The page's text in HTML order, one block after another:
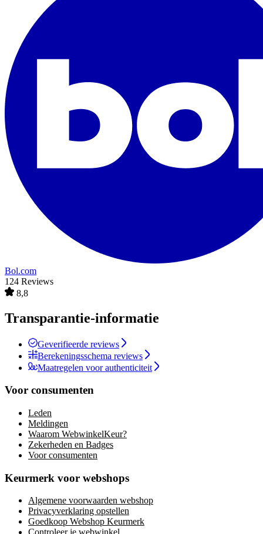
Bol.com
124 Reviews
8,8
Transparantie-informatie
Geverifieerde reviews
Berekeningsschema reviews
Maatregelen voor authenticiteit
Voor consumenten
Leden
Meldingen
Waarom WebwinkelKeur?
Zekerheden en Badges
Voor consumenten
Keurmerk voor webshops
Algemene voorwaarden webshop
Privacyverklaring opstellen
Goedkoop Webshop Keurmerk